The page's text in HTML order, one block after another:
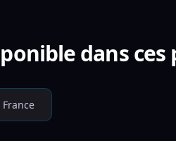
dans ces
France